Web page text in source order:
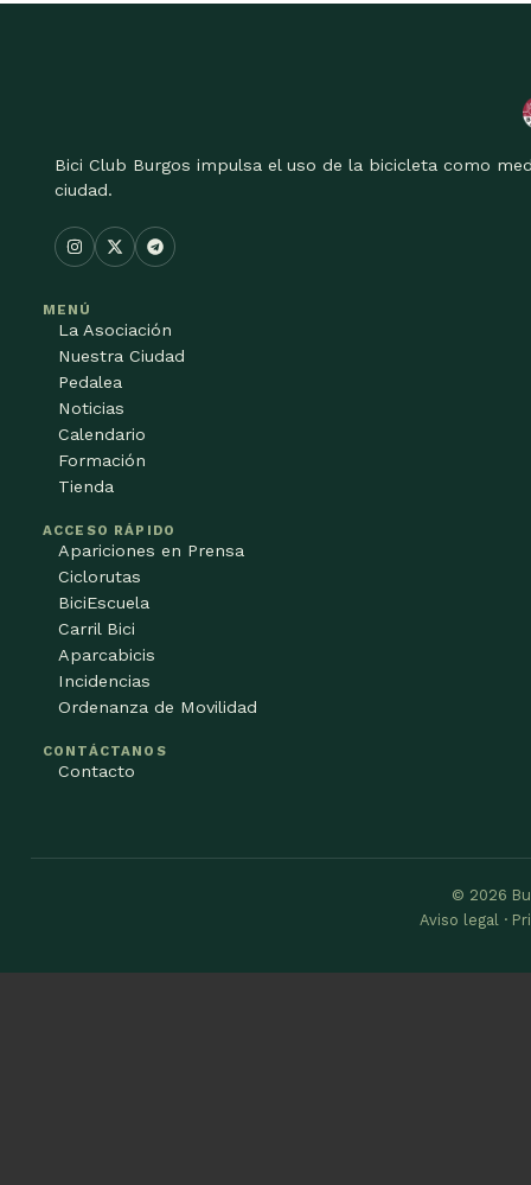
Bici Club Burgos impulsa el uso de la bicicleta como
ciudad.
MENÚ
La Asociación
Nuestra Ciudad
Pedalea
Noticias
Calendario
Formación
Tienda
ACCESO RÁPIDO
Apariciones en Prensa
Ciclorutas
BiciEscuela
Carril Bici
Aparcabicis
Incidencias
Ordenanza de Movilidad
CONTÁCTANOS
Contacto
© 2026
Aviso legal ·